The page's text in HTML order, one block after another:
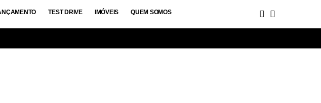
TEST DRIVE IMÓVEIS QUEM SOMOS